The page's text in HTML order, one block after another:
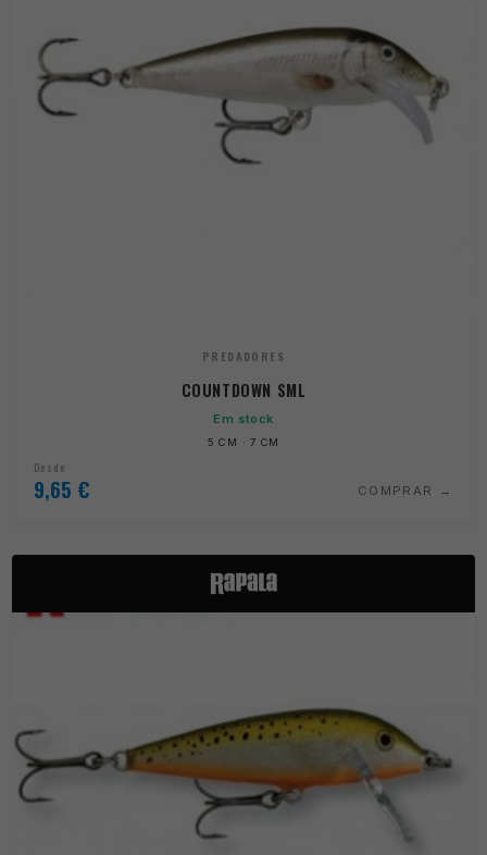
PREDADORES
COUNTDOWN SML
Em stock
5 CM · 7 CM
Desde
9,65 € COMPRAR